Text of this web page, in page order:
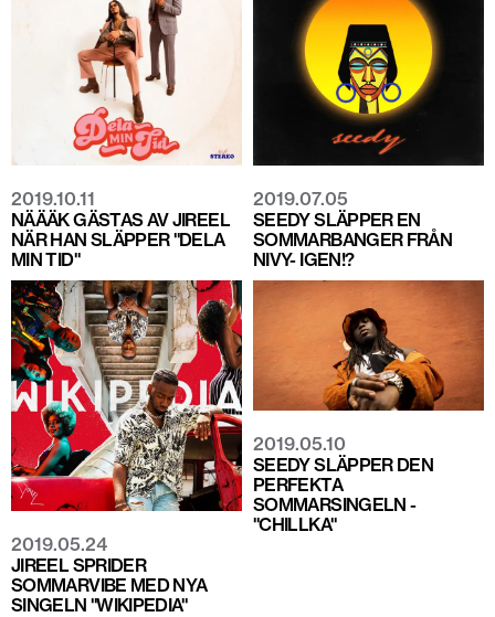
2019.10.11
NÄÄÄK GÄSTAS AV JIREEL
NÄR HAN SLÄPPER "DELA
MIN TID"
2019.07.05
SEEDY SLÄPPER EN
SOMMARBANGER FRÅN
NIVY- IGEN!?
2019.05.24
JIREEL SPRIDER
SOMMARVIBE MED NYA
SINGELN "WIKIPEDIA"
2019.05.10
SEEDY SLÄPPER DEN
PERFEKTA
SOMMARSINGELN -
"CHILLKA"